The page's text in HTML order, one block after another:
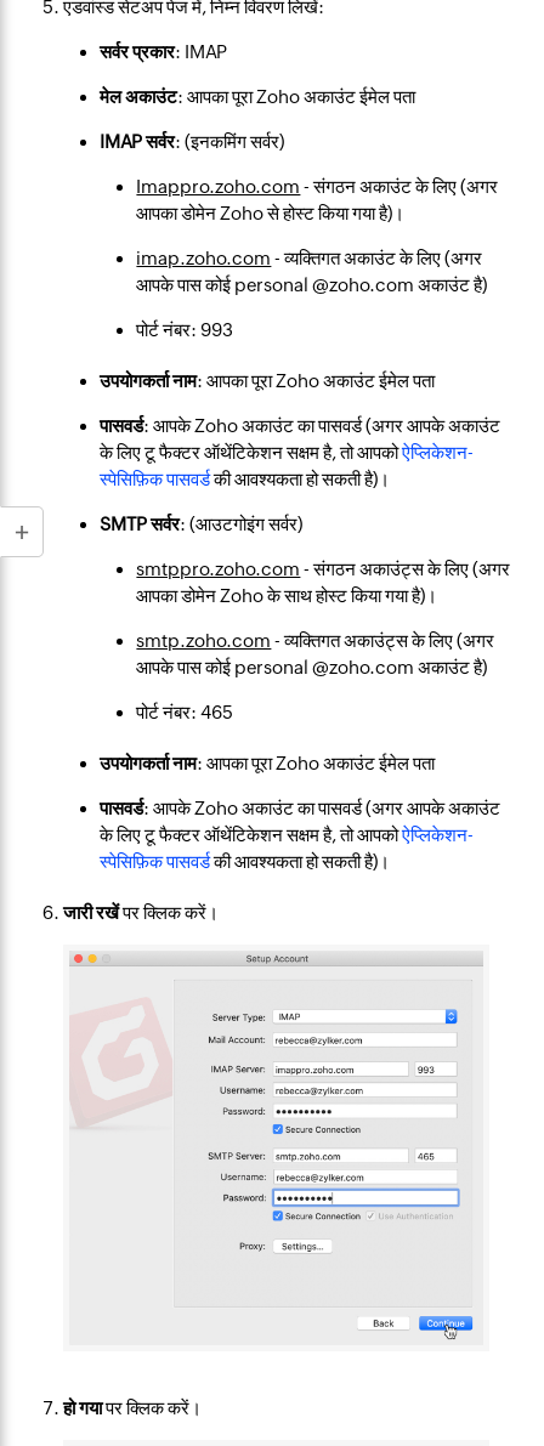
एडवांस्ड सेटअप पेज में, निम्न विवरण लिखें:
सर्वर प्रकार: IMAP
मेल अकाउंट: आपका पूरा Zoho अकाउंट ईमेल पता
IMAP सर्वर: (इनकमिंग सर्वर)
Imappro.zoho.com - संगठन अकाउंट के लिए (अगर
आपका डोमेन Zoho से होस्ट किया गया है)।
imap.zoho.com - व्यक्तिगत अकाउंट के लिए (अगर
आपके पास कोई personal @zoho.com अकाउंट है)
पोर्ट नंबर: 993
उपयोगकर्ता नाम: आपका पूरा Zoho अकाउंट ईमेल पता
पासवर्ड: आपके Zoho अकाउंट का पासवर्ड (अगर आपके अकाउंट
के लिए टू फैक्टर ऑथेंटिकेशन सक्षम है, तो आपकोऐप्लिकेशन-
स्पेसिफ़िक पासवर्डकी आवश्यकता हो सकती है)।
SMTP सर्वर: (आउटगोइंग सर्वर)
smtppro.zoho.com - संगठन अकाउंट्स के लिए (अगर
आपका डोमेन Zoho के साथ होस्ट किया गया है)।
smtp.zoho.com - व्यक्तिगत अकाउंट्स के लिए (अगर
आपके पास कोई personal @zoho.com अकाउंट है)
पोर्ट नंबर: 465
उपयोगकर्ता नाम: आपका पूरा Zoho अकाउंट ईमेल पता
पासवर्ड: आपके Zoho अकाउंट का पासवर्ड (अगर आपके अकाउंट
के लिए टू फैक्टर ऑथेंटिकेशन सक्षम है, तो आपकोऐप्लिकेशन-
स्पेसिफ़िक पासवर्डकी आवश्यकता हो सकती है)।
जारी रखेंपर क्लिक करें।
हो गयापर क्लिक करें।